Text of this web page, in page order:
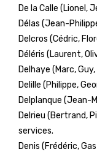
De la Calle (Lionel,
Délas (Jean-
Delcros (Cédric,
Déléris (Laurent,
Delhaye (Marc,
Delille (Philippe,
Delplanque (Jean-
Delrieu (Bertrand,
services.
Denis (Frédéric,